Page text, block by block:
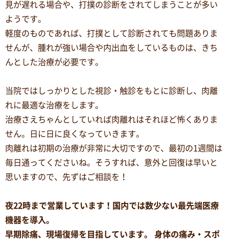
見が遅れる場合や、打撲の診断をされてしまうことが多い
ようです。
軽度のものであれば、打撲として診断されても問題ありま
せんが、腫れが強い場合や内出血をしているものは、きち
んとした治療が必要です。
当院ではしっかりとした視診・触診をもとに診断し、肉離
れに最適な治療をします。
治療さえちゃんとしていれば肉離れはそれほど怖くありま
せん。日に日に良くなっていきます。
肉離れは初期の治療が非常に大切ですので、最初の1週間は
毎日通ってくださいね。そうすれば、意外と回復は早いと
思いますので、先ずはご相談を！
夜22時まで営業しています！国内では数少ない最先端医療
機器を導入。
早期除痛、現場復帰を目指しています。 身体の痛み・スポ